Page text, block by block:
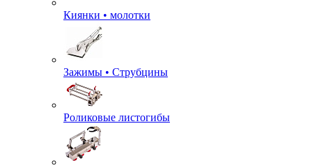
Киянки • молотки
Зажимы • Струбцины
Роликовые листогибы